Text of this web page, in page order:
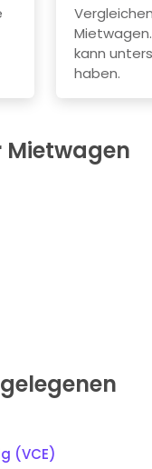
kann
haben.
Mietwagen
(VCE)